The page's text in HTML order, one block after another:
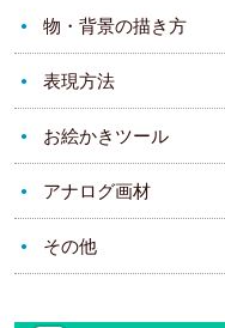
物・背景の描き方
表現方法
お絵かきツール
アナログ画材
その他